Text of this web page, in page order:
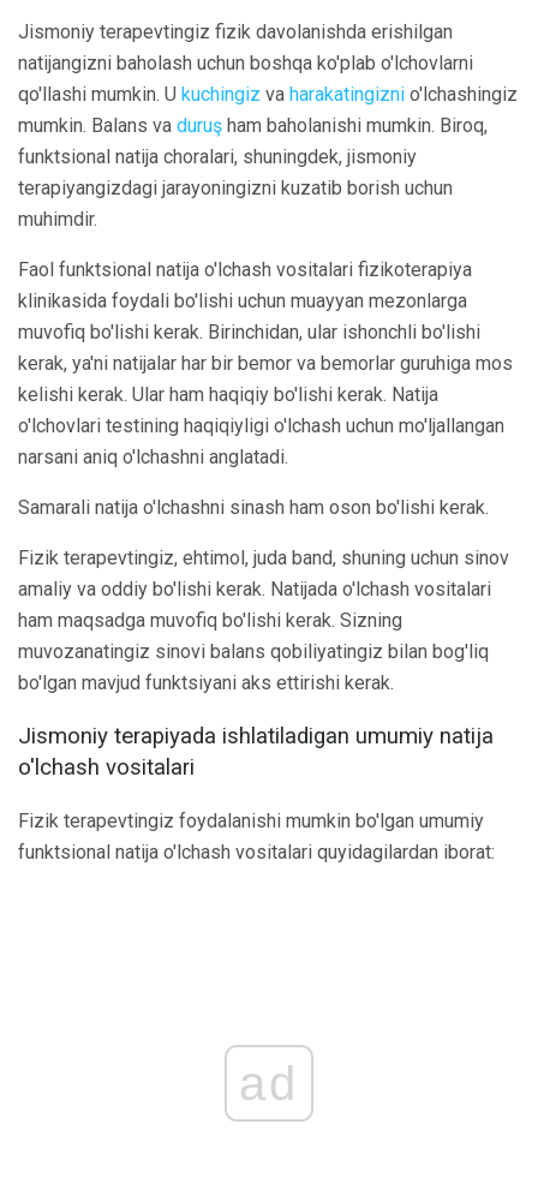
Jismoniy terapevtingiz fizik davolanishda erishilgan
natijangizni baholash uchun boshqa ko'plab o'lchovlarni
qo'llashi mumkin. U kuchingiz va harakatingizni o'lchashingiz
mumkin. Balans va duruş ham baholanishi mumkin. Biroq,
funktsional natija choralari, shuningdek, jismoniy
terapiyangizdagi jarayoningizni kuzatib borish uchun
muhimdir.
Faol funktsional natija o'lchash vositalari fizikoterapiya
klinikasida foydali bo'lishi uchun muayyan mezonlarga
muvofiq bo'lishi kerak. Birinchidan, ular ishonchli bo'lishi
kerak, ya'ni natijalar har bir bemor va bemorlar guruhiga mos
kelishi kerak. Ular ham haqiqiy bo'lishi kerak. Natija
o'lchovlari testining haqiqiyligi o'lchash uchun mo'ljallangan
narsani aniq o'lchashni anglatadi.
Samarali natija o'lchashni sinash ham oson bo'lishi kerak.
Fizik terapevtingiz, ehtimol, juda band, shuning uchun sinov
amaliy va oddiy bo'lishi kerak. Natijada o'lchash vositalari
ham maqsadga muvofiq bo'lishi kerak. Sizning
muvozanatingiz sinovi balans qobiliyatingiz bilan bog'liq
bo'lgan mavjud funktsiyani aks ettirishi kerak.
Jismoniy terapiyada ishlatiladigan umumiy natija
o'lchash vositalari
Fizik terapevtingiz foydalanishi mumkin bo'lgan umumiy
funktsional natija o'lchash vositalari quyidagilardan iborat:
ad